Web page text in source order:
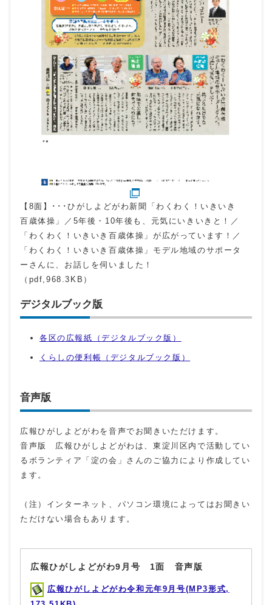
【8面】･･･ひがしよどがわ新聞「わくわく！いきいき
百歳体操」／5年後・10年後も、元気にいきいきと！／
「わくわく！いきいき百歳体操」が広がっています！／
「わくわく！いきいき百歳体操」モデル地域のサポータ
ーさんに、お話しを伺いました！
（pdf,968.3KB）
デジタルブック版
各区の広報紙（デジタルブック版）
くらしの便利帳（デジタルブック版）
音声版
広報ひがしよどがわを音声でお聞きいただけます。
音声版 広報ひがしよどがわは、東淀川区内で活動してい
るボランティア「淀の会」さんのご協力により作成してい
ます。
（注）インターネット、パソコン環境によってはお聞きい
ただけない場合もあります。
広報ひがしよどがわ9月号 1面 音声版
広報ひがしよどがわ令和元年9月号(MP3形式,